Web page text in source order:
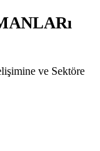
ve Sektöre